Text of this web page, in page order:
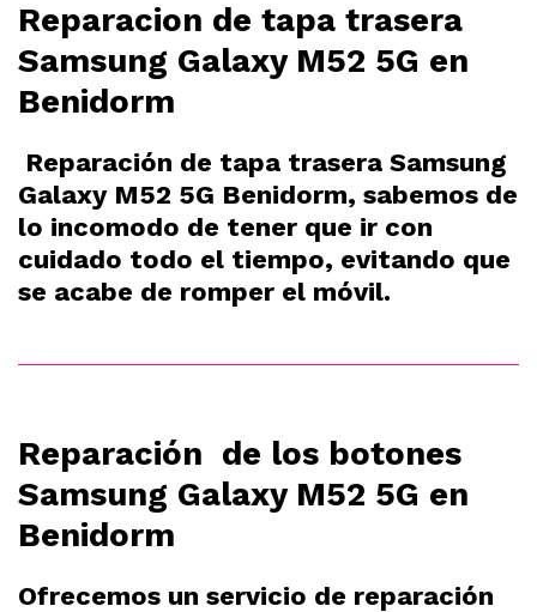
Reparacion de tapa trasera
Samsung Galaxy M52 5G en
Benidorm
Reparación de tapa trasera Samsung
Galaxy M52 5G Benidorm, sabemos de
lo incomodo de tener que ir con
cuidado todo el tiempo, evitando que
se acabe de romper el móvil.
Reparación de los botones
Samsung Galaxy M52 5G en
Benidorm
Ofrecemos un servicio de reparación